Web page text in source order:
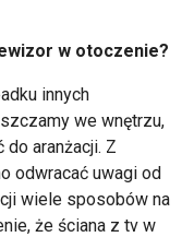
w otoczenie?
innych
we wnętrzu,
aranżacji. Z
odwracać uwagi od
wiele sposobów na
że ściana z tv w